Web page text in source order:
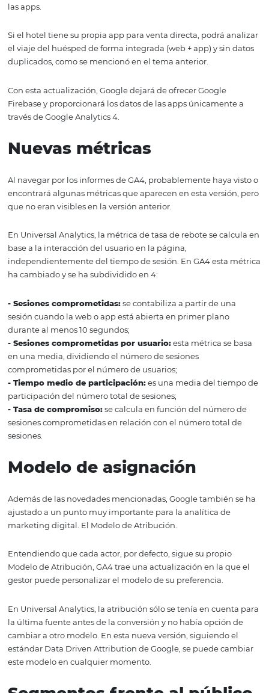
Análisis de aplicaciones
Otro de los grandes cambios de esta nueva versión es la
inclusión del análisis multiplataforma, adaptado al
Si el hotel tiene su propia app para venta directa, podrá
el viaje del huésped de forma integrada (web + app) y
Con esta actualización, Google dejará de ofrecer Google
Firebase y proporcionará los datos de las apps
través de Google Analytics 4.
Nuevas métricas
Al navegar por los informes de GA4, probablemente
encontrará algunas métricas que aparecen en esta
base a la interacción del usuario en la página,
independientemente del tiempo de sesión. En GA4
- Sesiones comprometidas:se contabiliza a partir de
sesión cuando la web o app está abierta en primer
- Sesiones comprometidas por usuario:esta métrica
en una media, dividiendo el número de sesiones
comprometidas por el número de usuarios;
- Tiempo medio de participación: